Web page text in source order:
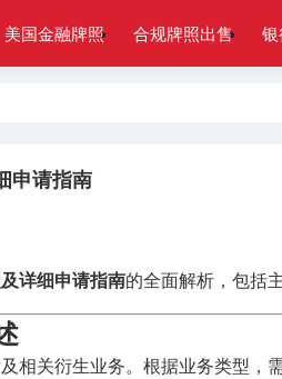
美国金融牌照 合规牌照出售
申请指南
详细申请指南的全面解析，包括
关衍生业务。根据业务类型，